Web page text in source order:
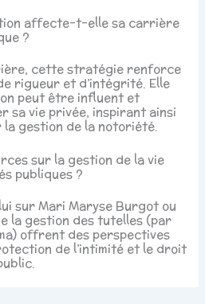
affecte-t-elle sa carrière
?
cette stratégie renforce
rigueur et d’intégrité. Elle
peut être influent et
sa vie privée, inspirant ainsi
gestion de la notoriété.
sur la gestion de la vie
publiques ?
sur Mari Maryse Burgot ou
la gestion des tutelles (par
offrent des perspectives
de l’intimité et le droit